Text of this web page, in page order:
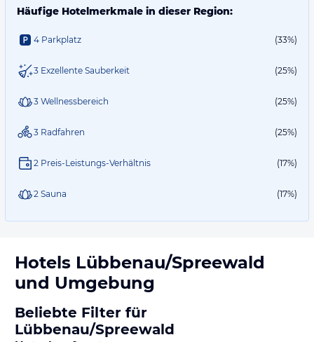
Häufige Hotelmerkmale in dieser Region:
4 Parkplatz (33%)
3 Exzellente Sauberkeit (25%)
3 Wellnessbereich (25%)
3 Radfahren (25%)
2 Preis-Leistungs-Verhältnis (17%)
2 Sauna (17%)
Hotels Lübbenau/Spreewald
und Umgebung
Beliebte Filter für
Lübbenau/Spreewald